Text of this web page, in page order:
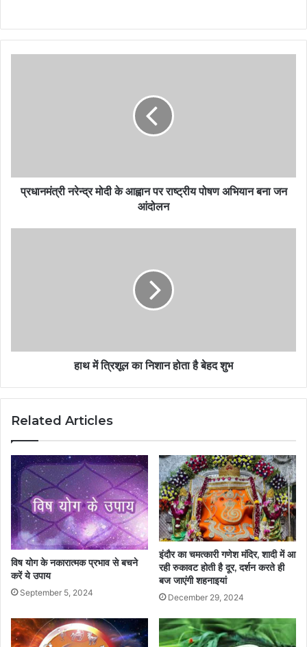
प्रधानमंत्री नरेन्द्र मोदी के आह्वान पर राष्ट्रीय पोषण अभियान बना जन
आंदोलन
हाथ में त्रिशूल का निशान होता है बेहद शुभ
Related Articles
विष योग के नकारात्मक प्रभाव से बचने
करें ये उपाय
September 5, 2024
इंदौर का चमत्कारी गणेश मंदिर, शादी में आ
रही रुकावट होती है दूर, दर्शन करते ही
बज जाएंगी शहनाइयां
December 29, 2024